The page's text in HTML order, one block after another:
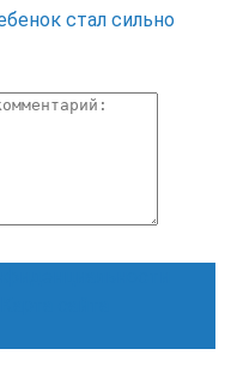
стал сильно